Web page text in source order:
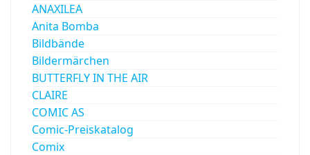
ANAXILEA
Anita Bomba
Bildbände
Bildermärchen
BUTTERFLY IN THE AIR
CLAIRE
COMIC AS
Comic-Preiskatalog
Comix